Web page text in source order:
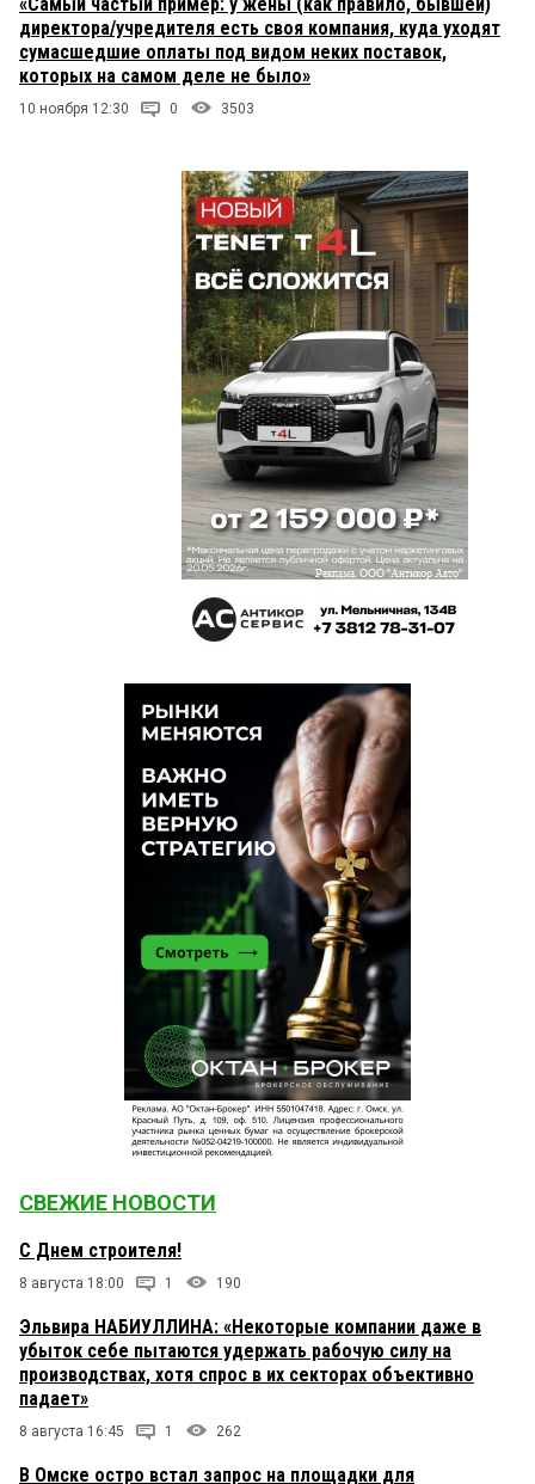
«Самый частый пример: у жены (как правило, бывшей)
директора/учредителя есть своя компания, куда уходят
сумасшедшие оплаты под видом неких поставок,
которых на самом деле не было»
10 ноября 12:30 0 3503
СВЕЖИЕ НОВОСТИ
С Днем строителя!
8 августа 18:00 1 190
Эльвира НАБИУЛЛИНА: «Некоторые компании даже в
убыток себе пытаются удержать рабочую силу на
производствах, хотя спрос в их секторах объективно
падает»
8 августа 16:45 1 262
В Омске остро встал запрос на площадки для